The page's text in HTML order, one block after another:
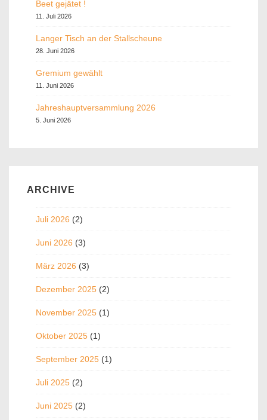
Beet gejätet !
11. Juli 2026
Langer Tisch an der Stallscheune
28. Juni 2026
Gremium gewählt
11. Juni 2026
Jahreshauptversammlung 2026
5. Juni 2026
ARCHIVE
Juli 2026 (2)
Juni 2026 (3)
März 2026 (3)
Dezember 2025 (2)
November 2025 (1)
Oktober 2025 (1)
September 2025 (1)
Juli 2025 (2)
Juni 2025 (2)